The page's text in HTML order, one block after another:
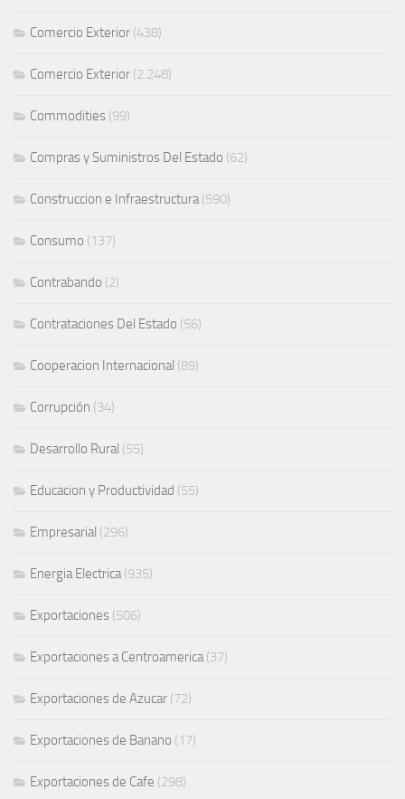
Comercio Exterior (438)
Comercio Exterior (2.248)
Commodities (99)
Compras y Suministros Del Estado (62)
Construccion e Infraestructura(590)
Consumo (137)
Contrabando (2)
Contrataciones Del Estado (56)
Cooperacion Internacional (89)
Corrupción (34)
Desarrollo Rural (55)
Educacion y Productividad (55)
Empresarial (296)
Energia Electrica(935)
Exportaciones (506)
Exportaciones a Centroamerica(37)
Exportaciones de Azucar (72)
Exportaciones de Banano (17)
Exportaciones de Cafe (298)